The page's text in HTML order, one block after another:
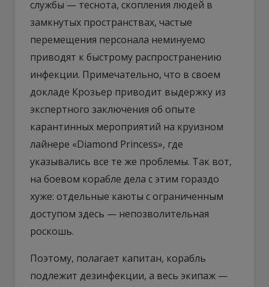
службы — теснота, скопления людей в
замкнутых пространствах, частые
перемещения персонала неминуемо
приводят к быстрому распространению
инфекции. Примечательно, что в своем
докладе Крозьер приводит выдержку из
экспертного заключения об опыте
карантинных мероприятий на круизном
лайнере «Diamond Princess», где
указывались все те же проблемы. Так вот,
на боевом корабле дела с этим гораздо
хуже: отдельные каюты с ограниченным
доступом здесь — непозволительная
роскошь.
Поэтому, полагает капитан, корабль
подлежит дезинфекции, а весь экипаж —